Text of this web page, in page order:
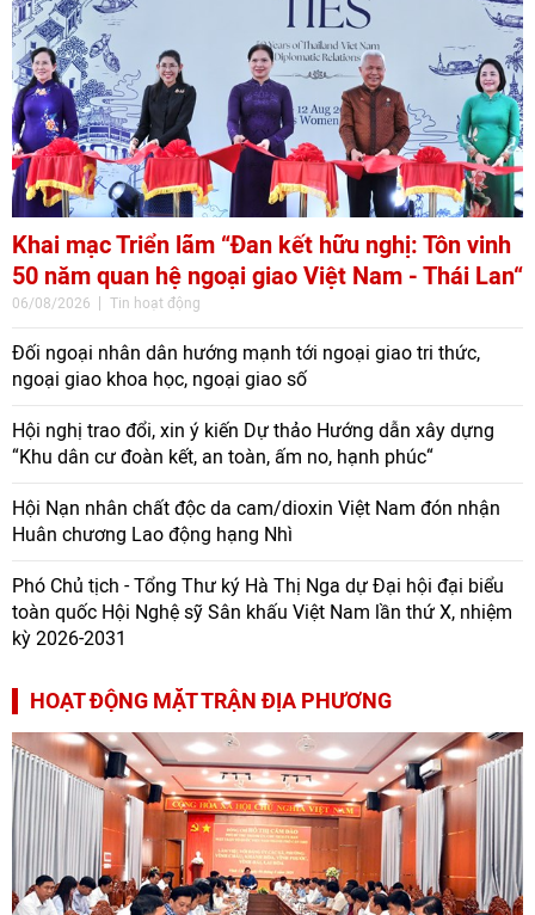
Khai mạc Triển lãm “Đan kết hữu nghị: Tôn vinh
50 năm quan hệ ngoại giao Việt Nam - Thái Lan“
06/08/2026 Tin hoạt động
Đối ngoại nhân dân hướng mạnh tới ngoại giao tri thức,
ngoại giao khoa học, ngoại giao số
Hội nghị trao đổi, xin ý kiến Dự thảo Hướng dẫn xây dựng
“Khu dân cư đoàn kết, an toàn, ấm no, hạnh phúc“
Hội Nạn nhân chất độc da cam/dioxin Việt Nam đón nhận
Huân chương Lao động hạng Nhì
Phó Chủ tịch - Tổng Thư ký Hà Thị Nga dự Đại hội đại biểu
toàn quốc Hội Nghệ sỹ Sân khấu Việt Nam lần thứ X, nhiệm
kỳ 2026-2031
HOẠT ĐỘNG MẶT TRẬN ĐỊA PHƯƠNG